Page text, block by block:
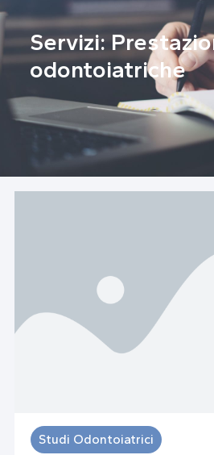
Servizi:
odontoiatriche
Studi Odontoiatrici